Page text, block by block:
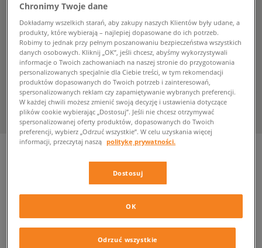
139,99 zł z VAT
Chronimy Twoje dane
Dokładamy wszelkich starań, aby zakupy naszych Klientów były udane, a
produkty, które wybierają – najlepiej dopasowane do ich potrzeb.
Robimy to jednak przy pełnym poszanowaniu bezpieczeństwa wszystkich
danych osobowych. Kliknij „OK”, jeśli chcesz, abyśmy wykorzystywali
informacje o Twoich zachowaniach na naszej stronie do przygotowania
personalizowanych specjalnie dla Ciebie treści, w tym rekomendacji
produktów dopasowanych do Twoich potrzeb i zainteresowań,
spersonalizowanych reklam czy zapamiętywanie wybranych preferencji.
W każdej chwili możesz zmienić swoją decyzję i ustawienia dotyczące
plików cookie wybierając „Dostosuj”. Jeśli nie chcesz otrzymywać
spersonalizowanej oferty produktów, dopasowanych do Twoich
preferencji, wybierz „Odrzuć wszystkie”. W celu uzyskania więcej
informacji, przeczytaj naszą politykę prywatności.
Dostosuj
Odrzuć wszystkie
OK